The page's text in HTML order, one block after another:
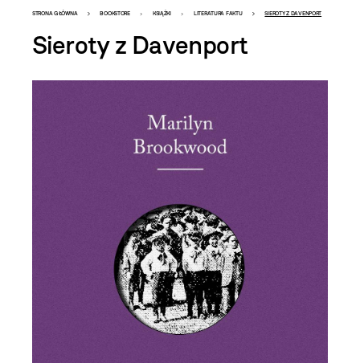
Bookstore
-
szablon
szczegóły
STRONA GŁÓWNA BOOKSTORE KSIĄŻKI LITERATURA FAKTU SIEROTY Z DAVENPORT
Sieroty z Davenport